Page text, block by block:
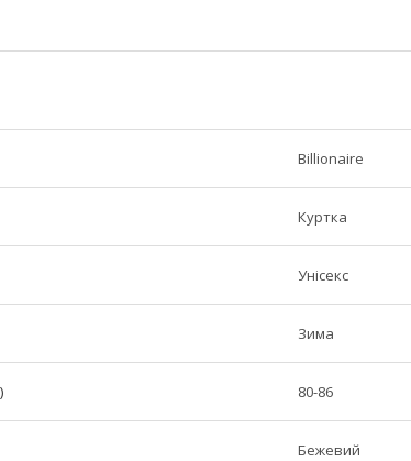
Billionaire
Куртка
Унісекс
Зима
80-86
Бежевий